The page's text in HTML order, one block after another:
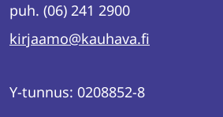
puh. (06) 241 2900
kirjaamo@kauhava.fi
Y-tunnus: 0208852-8